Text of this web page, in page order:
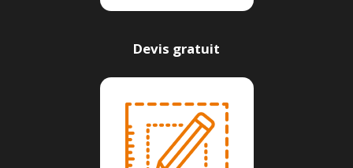
Devis gratuit